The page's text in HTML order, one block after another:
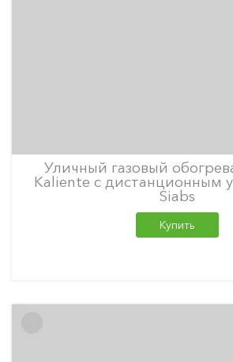
Уличный газовый
Kaliente с дистанционным
Siabs
Купить